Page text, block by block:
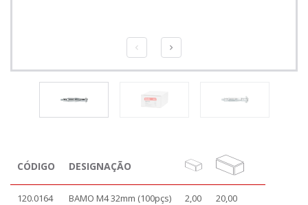
CÓDIGO DESIGNAÇÃO
120.0164 BAMO M4 32mm (100pçs) 2,00 20,00